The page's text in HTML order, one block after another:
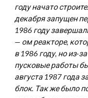
году начато
декабря запущен
1986 году
— ом реакторе,
в 1986 году, но из-
пусковые работы
августа 1987 года
блок. Так же было